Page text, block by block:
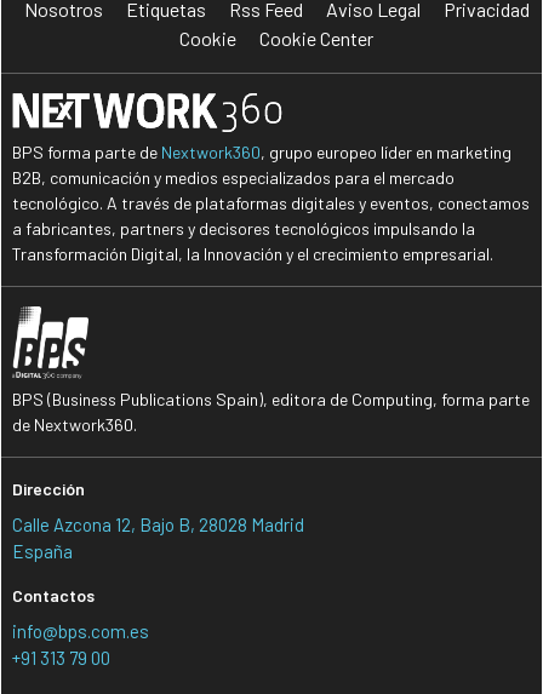
Nosotros Etiquetas Rss Feed Aviso Legal
Privacidad
Cookie
Cookie Center
BPS forma parte de Nextwork360, grupo europeo líder en marketing
B2B, comunicación y medios especializados para el mercado
tecnológico. A través de plataformas digitales y eventos, conectamos
a fabricantes, partners y decisores tecnológicos impulsando la
Transformación Digital, la Innovación y el crecimiento empresarial.
BPS (Business Publications Spain), editora de Computing, forma parte
de Nextwork360.
Dirección
Calle Azcona 12, Bajo B, 28028 Madrid
España
Contactos
info@bps.com.es
+91 313 79 00